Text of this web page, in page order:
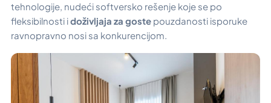
tehnologije, nudeći softversko rešenje koje se po
fleksibilnosti idoživljaja za goste pouzdanosti isporuke
ravnopravno nosi sa konkurencijom.